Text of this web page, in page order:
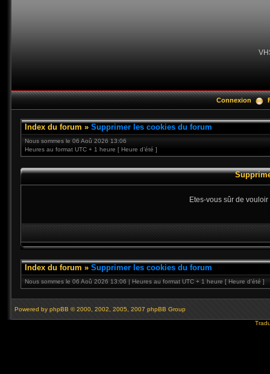
Connexion
Index du forum » Supprimer les cookies du forum
Nous sommes le 06 Aoû 2026 13:06
Heures au format UTC + 1 heure [ Heure d’été ]
Etes-vous sûr de
Index du forum » Supprimer les cookies du forum
Nous sommes le 06 Aoû 2026 13:06 | Heures au format UTC + 1 heure [ Heure d’été ]
Powered by phpBB © 2000, 2002, 2005, 2007 phpBB Group